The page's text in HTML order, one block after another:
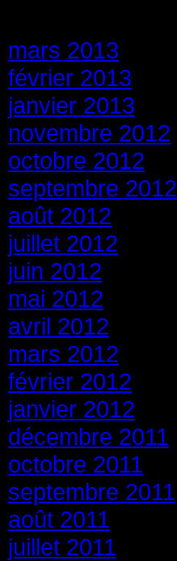
mars 2013
février 2013
janvier 2013
novembre 2012
octobre 2012
septembre 2012
août 2012
juillet 2012
juin 2012
mai 2012
avril 2012
mars 2012
février 2012
janvier 2012
décembre 2011
octobre 2011
septembre 2011
août 2011
juillet 2011